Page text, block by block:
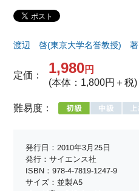
渡辺 啓(東京大学名誉教授) 著
定価： 1,980円
(本体：1,800円＋税)
難易度：
発行日：2010年3月25日
発行：サイエンス社
ISBN：978-4-7819-1247-9
サイズ：並製A5